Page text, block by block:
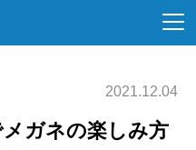
2021.12.04
メガネの楽しみ方